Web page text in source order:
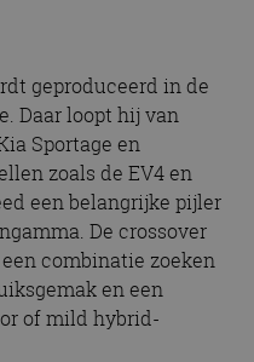
geproduceerd in de
Daar loopt hij van
Sportage en
zoals de EV4 en
een belangrijke pijler
De crossover
combinatie zoeken
en een
of mild hybrid-